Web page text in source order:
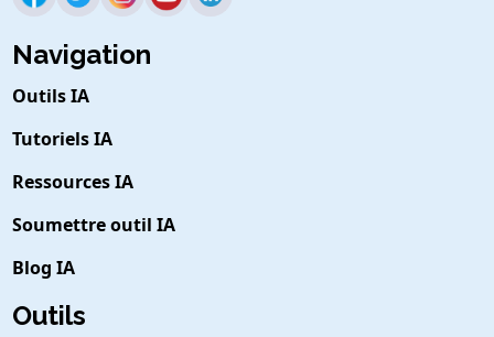
Navigation
Outils IA
Tutoriels IA
Ressources IA
Soumettre outil IA
Blog IA
Outils